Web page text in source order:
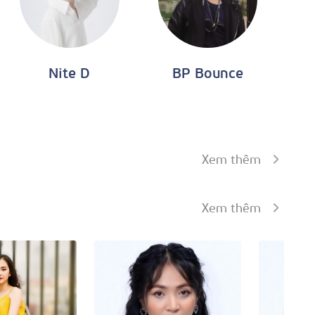
4
3
Nite D BP Bounce
Xem thêm
Xem thêm